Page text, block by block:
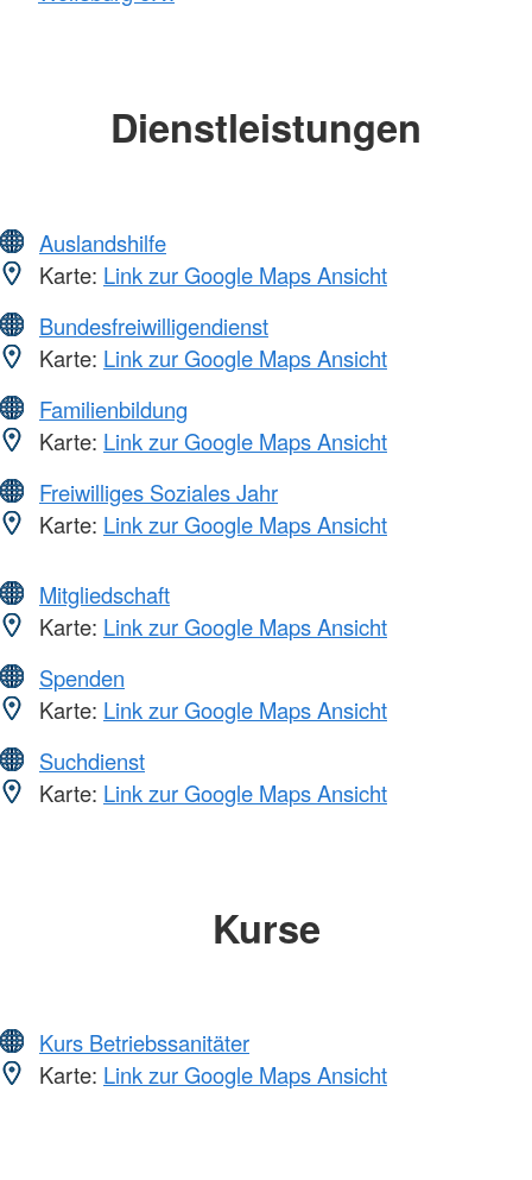
Dienstleistungen
Auslandshilfe
Karte: Link zur Google Maps Ansicht
Bundesfreiwilligendienst
Karte: Link zur Google Maps Ansicht
Familienbildung
Karte: Link zur Google Maps Ansicht
Freiwilliges Soziales Jahr
Karte: Link zur Google Maps Ansicht
Mitgliedschaft
Karte: Link zur Google Maps Ansicht
Spenden
Karte: Link zur Google Maps Ansicht
Suchdienst
Karte: Link zur Google Maps Ansicht
Kurse
Kurs Betriebssanitäter
Karte: Link zur Google Maps Ansicht